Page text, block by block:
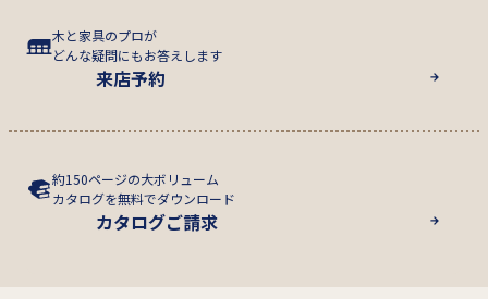
木と家具のプロが
どんな疑問にもお答えします
来店予約
約150ページの大ボリューム
カタログを無料でダウンロード
カタログご請求